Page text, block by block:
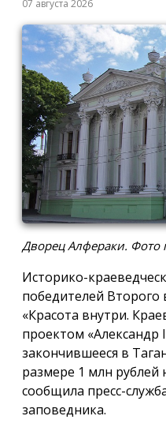
07 августа 2026
Дворец Алфераки.
Историко-
победителей Второго
«Красота внутри.
проектом «Александр
закончившееся в
размере 1 млн рублей
сообщила пресс-
заповедника.